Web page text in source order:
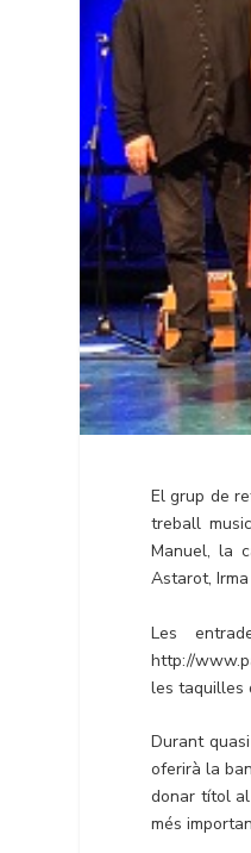
El grup de
treball
Manuel, la
Astarot,
Les
http://
les taquilles
Durant
oferirà la
donar títol al
més